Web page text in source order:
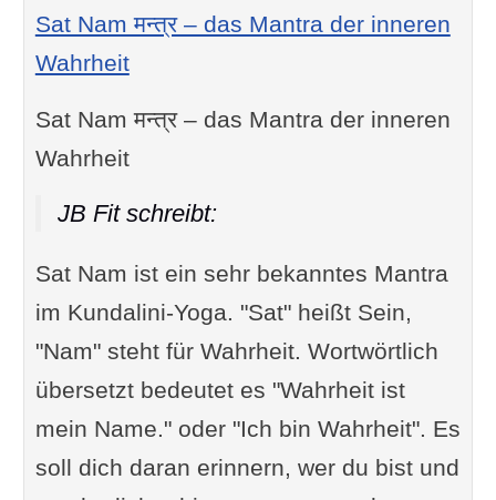
Sat Nam मन्त्र – das Mantra der inneren
Wahrheit
Sat Nam मन्त्र – das Mantra der inneren
Wahrheit
JB Fit schreibt:
Sat Nam ist ein sehr bekanntes Mantra
im Kundalini-Yoga. "Sat" heißt Sein,
"Nam" steht für Wahrheit. Wortwörtlich
übersetzt bedeutet es "Wahrheit ist
mein Name." oder "Ich bin Wahrheit". Es
soll dich daran erinnern, wer du bist und